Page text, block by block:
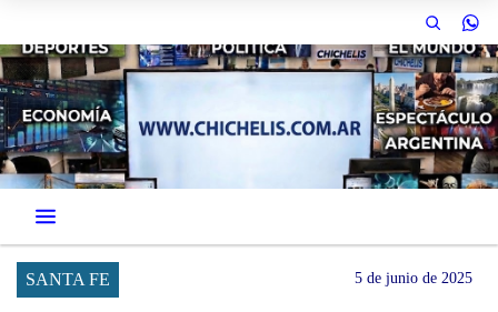
SANTA FE 5 de junio de 2025